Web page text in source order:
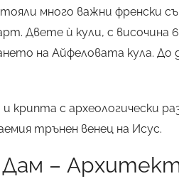
много важни френски
Двете ѝ кули, с височина
на Айфеловата кула.
крипта с археологически
трънен венец на Исус.
–